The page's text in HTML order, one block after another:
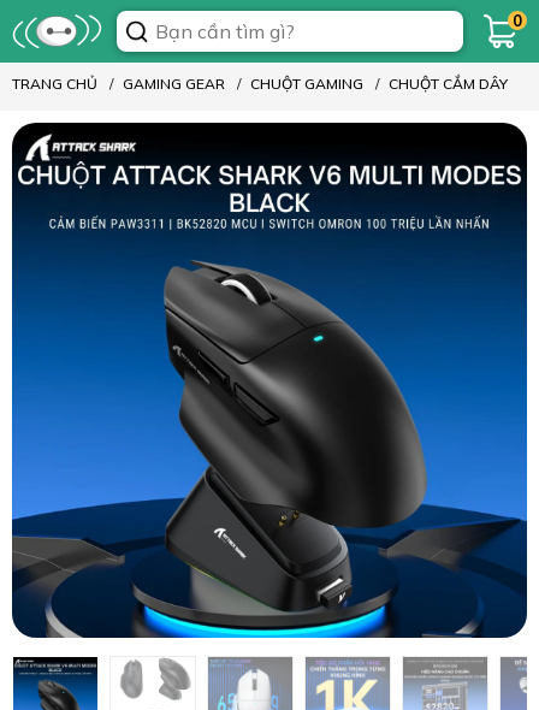
0
TRANG CHỦ GAMING GEAR CHUỘT GAMING CHUỘT CẮM DÂY